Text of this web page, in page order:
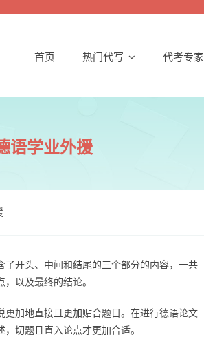
首页 热门代写 代考专家
语学业外援
开头、中间和结尾的三个部分的内容，一共
以及最终的结论。
加地直接且更加贴合题目。在进行德语论文
切题且直入论点才更加合适。